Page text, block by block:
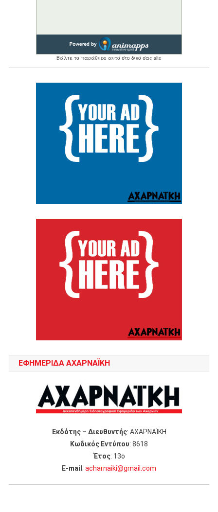
ΕΦΗΜΕΡΙΔΑ ΑΧΑΡΝΑΪΚΗ
Εκδότης – Διευθυντής: ΑΧΑΡΝΑΪΚΗ
Κωδικός Εντύπου: 8618
Έτος: 13ο
Ε-mail : acharnaiki@gmail.com